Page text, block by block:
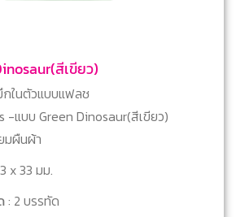
สีเขียว)
กในตัวแบบแฟลช
-แบบ Green Dinosaur(สีเขียว)
มผืนผ้า
x 33 มม.
: 2 บรรทัด